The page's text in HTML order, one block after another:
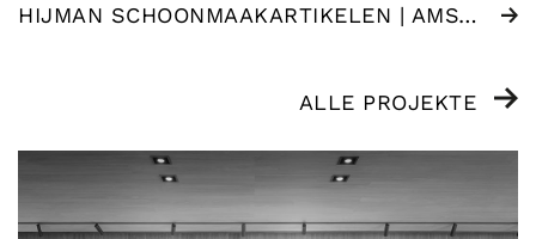
HIJMAN SCHOONMAAKARTIKELEN | AMSTERDAM (NL)
ALLE PROJEKTE